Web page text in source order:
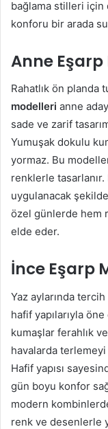
bağlama stilleri için
konforu bir arada
Anne
Rahatlık ön planda
modelleri anne
sade ve zarif
Yumuşak dokulu
yormaz. Bu
renklerle
uygulanacak
özel günlerde hem
elde eder.
İnce Eşarp
Yaz aylarında
hafif yapılarıyla
kumaşlar ferahlık
havalarda
Hafif yapısı
gün boyu konfor
modern
renk ve desenlerle